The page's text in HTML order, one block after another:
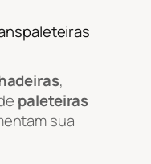
,
paleteiras
sua